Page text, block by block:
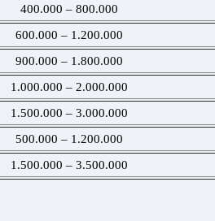
400.000 – 800.000
600.000 – 1.200.000
900.000 – 1.800.000
1.000.000 – 2.000.000
1.500.000 – 3.000.000
500.000 – 1.200.000
1.500.000 – 3.500.000